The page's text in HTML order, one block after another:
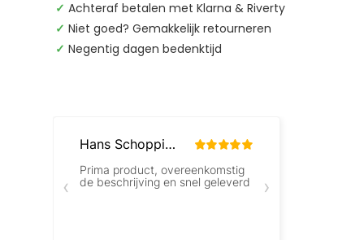
✓ Achteraf betalen met Klarna & Riverty
✓ Niet goed? Gemakkelijk retourneren
✓ Negentig dagen bedenktijd